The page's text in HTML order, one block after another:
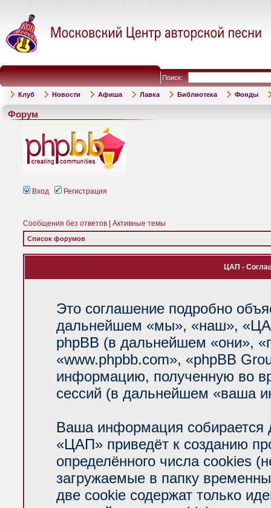
Поиск:
Клуб Новости Афиша Лавка Библиотека Фонды
Форум
Вход Регистрация
Сообщения без ответов Активные темы
Список форумов
ЦАП -
Это соглашение подробно
дальнейшем «мы», «наш»,
phpBB (в дальнейшем «они»,
«www.phpbb.com», «phpBB
информацию, полученную во
сессий (в дальнейшем «ваша
Ваша информация собирается
«ЦАП» приведёт к созданию
определённого числа cookies
загружаемые в папку
две cookie содержат только